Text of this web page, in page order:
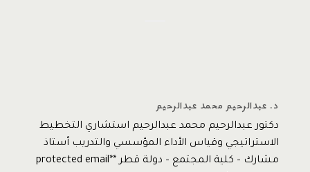
د. عبدالرحيم محمد عبدالرحيم
دكتور عبدالرحيم محمد عبدالرحيم استشاري التخطيط
الاستراتيجي وقياس الأداء المؤسسي والتدريب أستاذ
مشارك – كلية المجتمع – دولة قطر *protected email*